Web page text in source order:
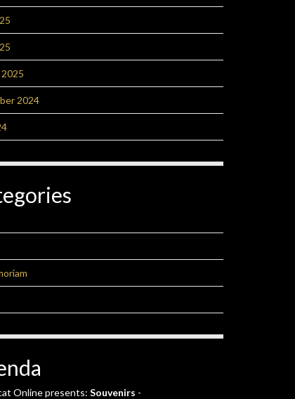
2024
Online presents: Souvenirs -